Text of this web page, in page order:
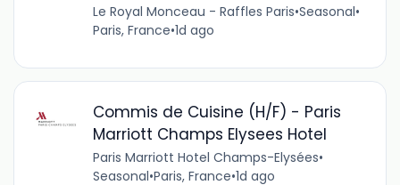
Le Royal Monceau - Raffles Paris•Seasonal•
Paris, France•1d ago
Commis de Cuisine (H/F) - Paris
Marriott Champs Elysees Hotel
Paris Marriott Hotel Champs-Elysées•
Seasonal•Paris, France•1d ago